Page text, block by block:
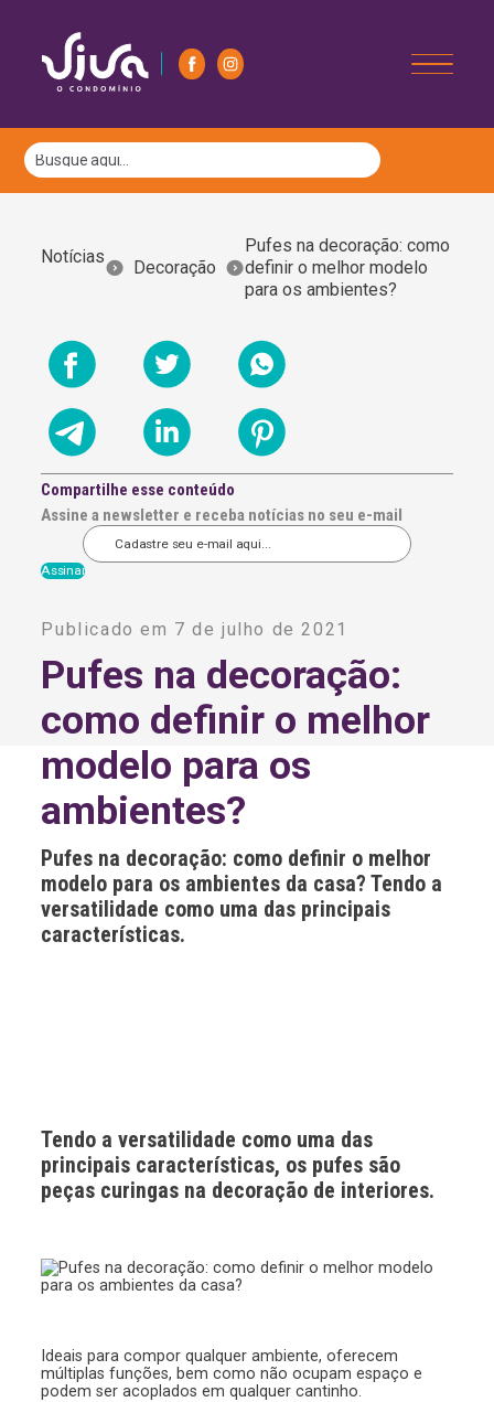
Notícias
Decoração
Pufes na decoração: como
definir o melhor modelo
para os ambientes?
Compartilhe esse conteúdo
Assine a newsletter e receba notícias no seu e-mail
t
n
t
v
:
Publicado em 7 de julho de 2021
Pufes na decoração:
como definir o melhor
modelo para os
ambientes?
Pufes na decoração: como definir o melhor
modelo para os ambientes da casa? Tendo a
versatilidade como uma das principais
características.
Tendo a versatilidade como uma das
principais características, os pufes são
peças curingas na decoração de interiores.
Ideais para compor qualquer ambiente, oferecem
múltiplas funções, bem como não ocupam espaço e
podem ser acoplados em qualquer cantinho.